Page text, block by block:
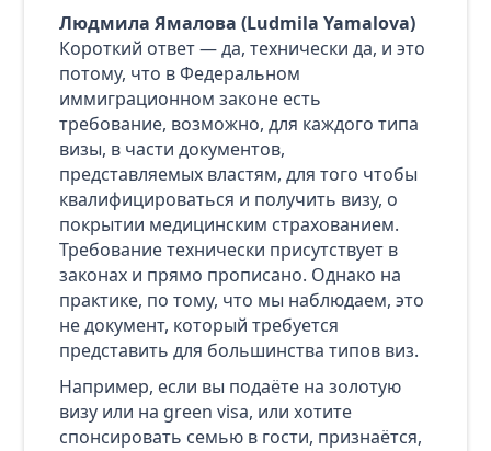
Людмила Ямалова (Ludmila Yamalova)
Короткий ответ — да, технически да, и это
потому, что в Федеральном
иммиграционном законе есть
требование, возможно, для каждого типа
визы, в части документов,
представляемых властям, для того чтобы
квалифицироваться и получить визу, о
покрытии медицинским страхованием.
Требование технически присутствует в
законах и прямо прописано. Однако на
практике, по тому, что мы наблюдаем, это
не документ, который требуется
представить для большинства типов виз.
Например, если вы подаёте на золотую
визу или на green visa, или хотите
спонсировать семью в гости, признаётся,